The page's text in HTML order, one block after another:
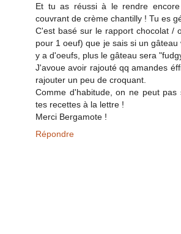
Et tu as réussi à le rendre
couvrant de crème chantilly ! Tu es
C'est basé sur le rapport chocolat /
pour 1 oeuf) que je sais si un
y a d'oeufs, plus le gâteau sera
J'avoue avoir rajouté qq amandes
rajouter un peu de croquant.
Comme d'habitude, on ne peut
tes recettes à la lettre !
Merci Bergamote !
Répondre